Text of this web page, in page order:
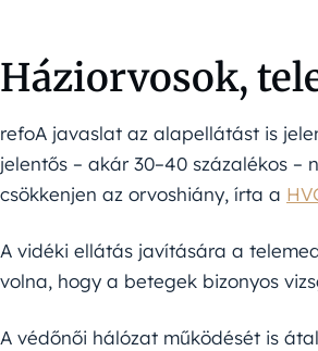
Háziorvosok,
refoA javaslat az alapellátást is
jelentős – akár 30–40 százalékos
csökkenjen az orvoshiány, írta a
A vidéki ellátás javítására a
volna, hogy a betegek bizonyos
A védőnői hálózat működését is